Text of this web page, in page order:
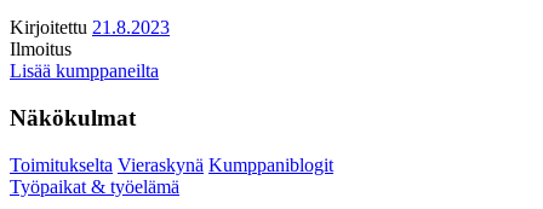
Kirjoitettu 21.8.2023
Ilmoitus
Lisää kumppaneilta
Näkökulmat
Toimitukselta Vieraskynä Kumppaniblogit
Työpaikat & työelämä